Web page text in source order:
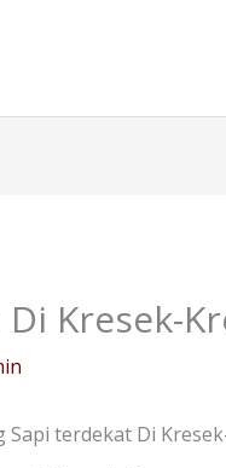
Kresek-
Sapi terdekat Di